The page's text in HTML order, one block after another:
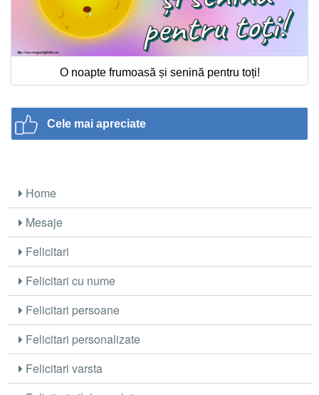
O noapte frumoasă și senină pentru toți!
Cele mai apreciate
Home
Mesaje
Felicitari
Felicitari cu nume
Felicitari persoane
Felicitari personalizate
Felicitari varsta